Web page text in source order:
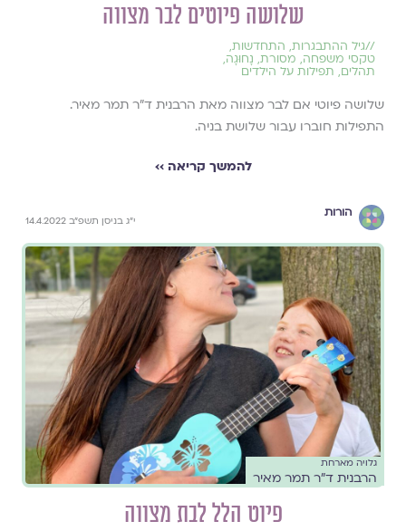
שלושה פיוטים לבר מצווה
//גיל ההתבגרות, התחדשות,
טקסי משפחה, מסורת, נָחוּגָה,
תהלים, תפילות על הילדים
שלושה פיוטי אם לבר מצווה מאת הרבנית ד״ר תמר מאיר.
התפילות חוברו עבור שלושת בניה.
להמשך קריאה ››
הורות
י״ג בניסן תשפ״ב 14.4.2022
גלויה מארחת
הרבנית ד״ר תמר מאיר
פיוט הלל לבת מצווה